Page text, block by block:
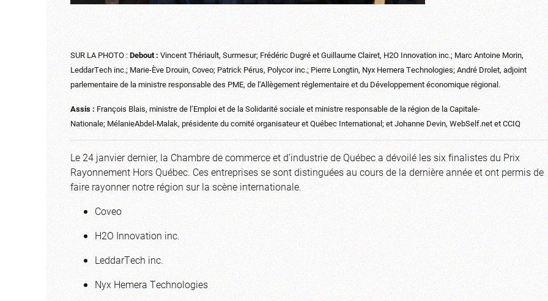
SUR LA PHOTO :Debout :Vincent Thériault, Surmesur; Frédéric Dugré et Guillaume Clairet, H2O Innovation inc.; Marc Antoine Morin,
LeddarTech inc.; Marie-Ève Drouin, Coveo; Patrick Pérus, Polycor inc.; Pierre Longtin, Nyx Hemera Technologies; André Drolet, adjoint
parlementaire de la ministre responsable des PME, de l’Allègement réglementaire et du Développement économique régional.
Assis :François Blais, ministre de l’Emploi et de la Solidarité sociale et ministre responsable de la région de la Capitale-
Nationale; MélanieAbdel-Malak, présidente du comité organisateur et Québec International; et Johanne Devin, WebSelf.net et CCIQ
Le 24 janvier dernier, la Chambre de commerce et d’industrie de Québec a dévoilé les six finalistes du Prix
Rayonnement Hors Québec. Ces entreprises se sont distinguées au cours de la dernière année et ont permis de
faire rayonner notre région sur la scène internationale.
Coveo
H2O Innovation inc.
LeddarTech inc.
Nyx Hemera Technologies